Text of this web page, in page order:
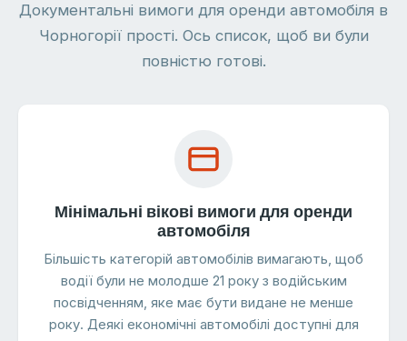
Документальні вимоги для оренди автомобіля в
Чорногорії прості. Ось список, щоб ви були
повністю готові.
Мінімальні вікові вимоги для оренди
автомобіля
Більшість категорій автомобілів вимагають, щоб
водії були не молодше 21 року з водійським
посвідченням, яке має бути видане не менше
року. Деякі економічні автомобілі доступні для